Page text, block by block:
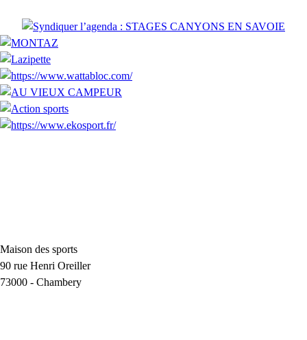
Maison des sports
90 rue Henri Oreiller
73000 - Chambery